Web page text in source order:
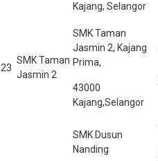
Kajang, Selangor
23
SMK Taman
Jasmin 2
SMK Taman
Jasmin 2, Kajang
Prima,
43000
Kajang,Selangor
SMK Dusun
Nanding